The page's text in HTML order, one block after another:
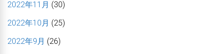
2022年11月 (30)
2022年10月 (25)
2022年9月 (26)